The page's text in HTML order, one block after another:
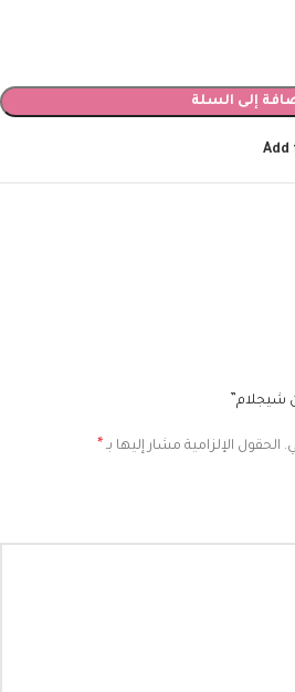
إلى السلة
Add
شيجلام”
الحقول الإلزامية مشار إليها بـ *